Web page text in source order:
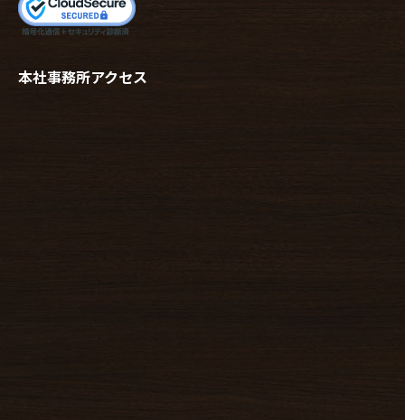
本社事務所アクセス